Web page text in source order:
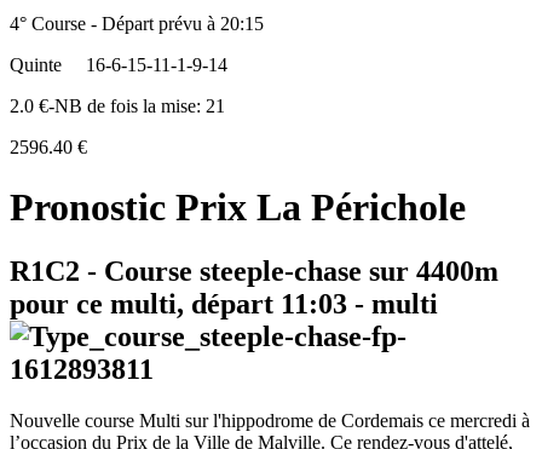
4° Course - Départ prévu à 20:15
Quinte
16-6-15-11-1-9-14
2.0 €-NB de fois la mise: 21
2596.40 €
Pronostic Prix La Périchole
R1C2 - Course steeple-chase sur 4400m
pour ce multi, départ 11:03 - multi
Nouvelle course Multi sur l'hippodrome de Cordemais ce mercredi à
l’occasion du Prix de la Ville de Malville. Ce rendez-vous d'attelé,